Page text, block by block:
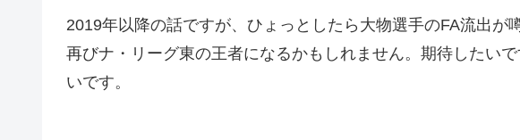
2019年以降の話ですが、ひょっとしたら大物選手のFA流出が
再びナ・リーグ東の王者になるかもしれません。期待したい
いです。